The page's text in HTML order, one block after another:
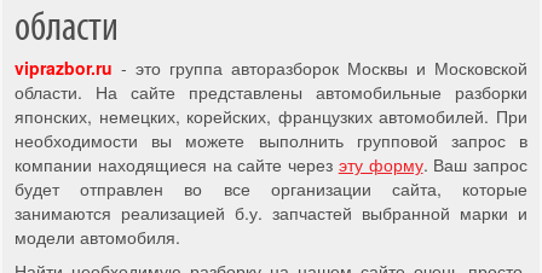
области
viprazbor.ru - это группа авторазборок Москвы и Московской
области. На сайте представлены автомобильные разборки
японских, немецких, корейских, французких автомобилей. При
необходимости вы можете выполнить групповой запрос в
компании находящиеся на сайте через эту форму. Ваш запрос
будет отправлен во все организации сайта, которые
занимаются реализацией б.у. запчастей выбранной марки и
модели автомобиля.